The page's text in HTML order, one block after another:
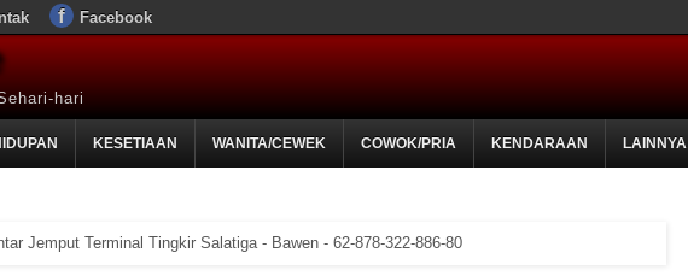
Facebook
hari
KESETIAAN WANITA/CEWEK COWOK/PRIA KENDARAAN LAINNYA
Jemput Terminal Tingkir Salatiga - Bawen - 62-878-322-886-80